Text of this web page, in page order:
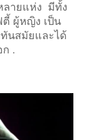
ลายแห่ง มีทั้ง
ตี้ ผู้หญิง เป็น
นสมัยและได้
.